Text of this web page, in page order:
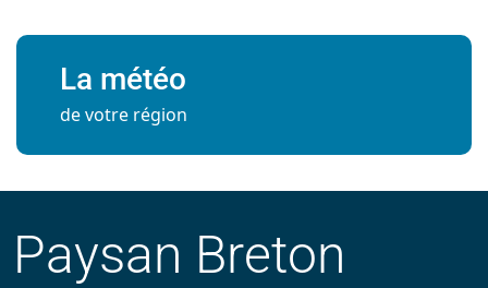
La météo
de votre région
Paysan Breton